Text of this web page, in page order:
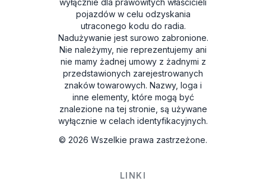
wyłącznie dla prawowitych właścicieli
pojazdów w celu odzyskania
utraconego kodu do radia.
Nadużywanie jest surowo zabronione.
Nie należymy, nie reprezentujemy ani
nie mamy żadnej umowy z żadnymi z
przedstawionych zarejestrowanych
znaków towarowych. Nazwy, loga i
inne elementy, które mogą być
znalezione na tej stronie, są używane
wyłącznie w celach identyfikacyjnych.
© 2026 Wszelkie prawa zastrzeżone.
LINKI